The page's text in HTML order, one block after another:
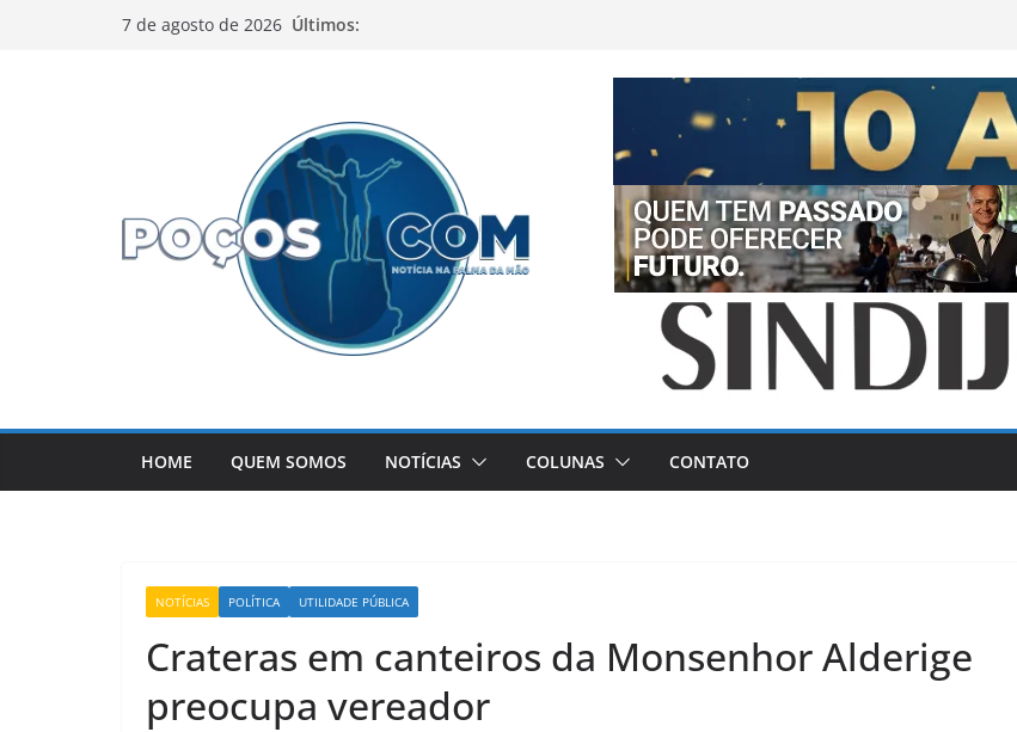
7 de agosto de 2026 Últimos:
HOME QUEM SOMOS NOTÍCIAS COLUNAS CONTATO
NOTÍCIAS POLÍTICA UTILIDADE PÚBLICA
Crateras em canteiros da Monsenhor Alderige
preocupa vereador